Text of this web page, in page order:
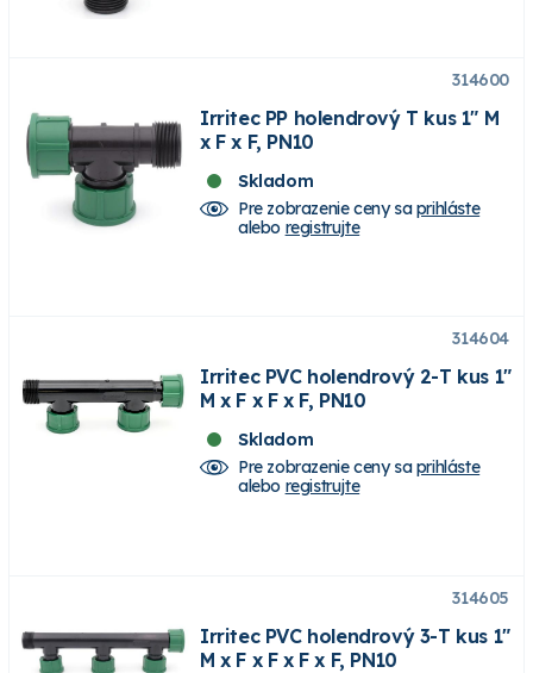
314600
Irritec PP holendrový T kus 1" M
x F x F, PN10
Skladom
Pre zobrazenie ceny saprihláste
alebo registrujte
314604
Irritec PVC holendrový 2-T kus 1"
M x F x F x F, PN10
Skladom
Pre zobrazenie ceny saprihláste
alebo registrujte
314605
Irritec PVC holendrový 3-T kus 1"
M x F x F x F x F, PN10